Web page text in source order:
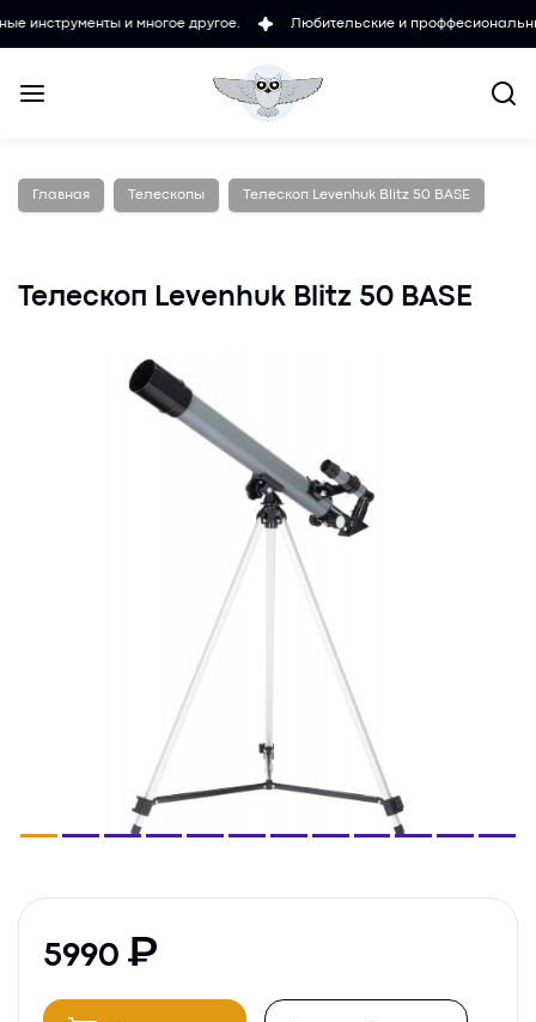
и многое другое. Любительские и проффесиональные
Главная Телескопы Телескоп Levenhuk Blitz 50 BASE
Телескоп Levenhuk Blitz 50 BASE
5990